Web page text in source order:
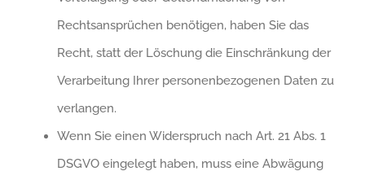
Rechtsansprüchen benötigen, haben Sie das
Recht, statt der Löschung die Einschränkung der
Verarbeitung Ihrer personenbezogenen Daten zu
verlangen.
Wenn Sie einen Widerspruch nach Art. 21 Abs. 1
DSGVO eingelegt haben, muss eine Abwägung